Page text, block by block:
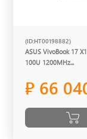
(ID:HT00198882)
ASUS VivoBook 17
100U 1200MHz...
₽ 66